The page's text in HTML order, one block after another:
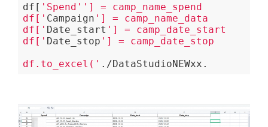
df[ 'Spend' '] = camp_name_spend
df[' Campaign '] = camp_name_data
df[' Date_start '] = camp_date_start
df[' Date_stop '] = camp_date_stop
df.to_excel(' ./DataStudioNEWxx.